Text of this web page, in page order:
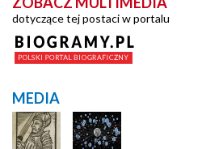
dotyczące tej postaci w portalu
MEDIA